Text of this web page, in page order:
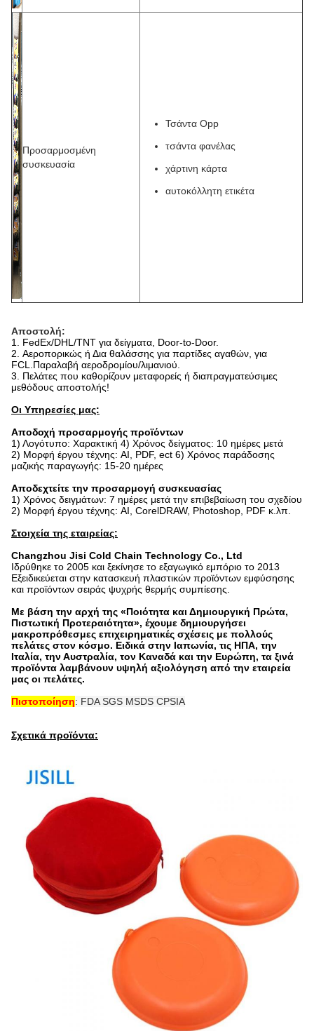
Προσαρμοσμένη
συσκευασία
Τσάντα Opp
τσάντα φανέλας
χάρτινη κάρτα
αυτοκόλλητη ετικέτα
Αποστολή:
1. FedEx/DHL/TNT για δείγματα, Door-to-Door.
2. Αεροπορικώς ή Δια θαλάσσης για παρτίδες αγαθών, για
FCL.Παραλαβή αεροδρομίου/λιμανιού.
3. Πελάτες που καθορίζουν μεταφορείς ή διαπραγματεύσιμες
μεθόδους αποστολής!
Οι Υπηρεσίες μας:
Αποδοχή προσαρμογής προϊόντων
1) Λογότυπο: Χαρακτική 4) Χρόνος δείγματος: 10 ημέρες μετά
2) Μορφή έργου τέχνης: AI, PDF, ect 6) Χρόνος παράδοσης
μαζικής παραγωγής: 15-20 ημέρες
Αποδεχτείτε την προσαρμογή συσκευασίας
1) Χρόνος δειγμάτων: 7 ημέρες μετά την επιβεβαίωση του σχεδίου
2) Μορφή έργου τέχνης: AI, CorelDRAW, Photoshop, PDF κ.λπ.
Στοιχεία της εταιρείας:
Changzhou Jisi Cold Chain Technology Co., Ltd
Ιδρύθηκε το 2005 και ξεκίνησε το εξαγωγικό εμπόριο το 2013
Εξειδικεύεται στην κατασκευή πλαστικών προϊόντων εμφύσησης
και προϊόντων σειράς ψυχρής θερμής συμπίεσης.
Με βάση την αρχή της «Ποιότητα και Δημιουργική Πρώτα,
Πιστωτική Προτεραιότητα», έχουμε δημιουργήσει
μακροπρόθεσμες επιχειρηματικές σχέσεις με πολλούς
πελάτες στον κόσμο. Ειδικά στην Ιαπωνία, τις ΗΠΑ, την
Ιταλία, την Αυστραλία, τον Καναδά και την Ευρώπη, τα ξινά
προϊόντα λαμβάνουν υψηλή αξιολόγηση από την εταιρεία
μας οι πελάτες.
Πιστοποίηση: FDA SGS MSDS CPSIA
Σχετικά προϊόντα: